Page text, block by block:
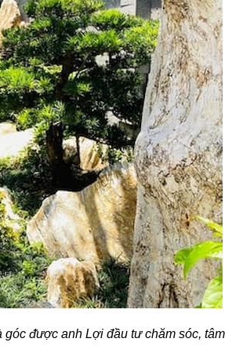
ᵭược anh Lợi đầu tư chăm sóc, tâm